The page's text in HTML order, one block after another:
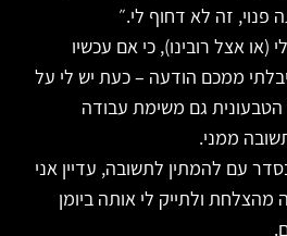
פנוי, זה לא דחוף לי.״
אצל רובינו), כי אם עכשיו
ממכם הודעה – כעת יש לי על
גם משימת עבודה
ממני.
עם להמתין לתשובה, עדיין אני
ולתייק לי אותה ביומן